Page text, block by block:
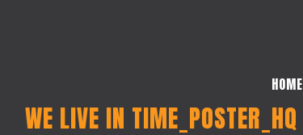
HOME
WE LIVE IN TIME_POSTER_HQ